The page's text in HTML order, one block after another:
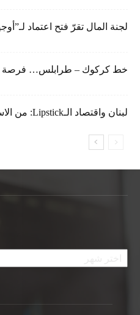
لجنة المال تقرّ فتح اعتماد
خط كركوك – طرابلس… فرصة
لبنان واقتصاد الـLipstick: من الاستثمار إلى التجميل والرفاهية
الأرشيف